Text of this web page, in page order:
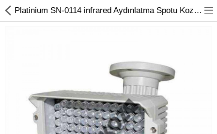
Kayıt Cihazları
Mobil Ürünler
Platinium SN-0114 infrared Aydınlatma Spotu Koza Güvenlik Sistemleri